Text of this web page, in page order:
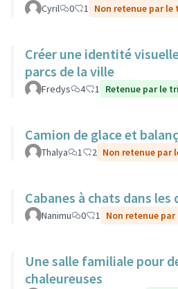
Cyril 0 1 Non retenue par
Créer une identité
parcs de la ville
Fredys 4 1 Retenue par le
Camion de glace et
Thalya 1 2 Non retenue par
Cabanes à chats dans les
Nanimu 0 1 Non retenue
Une salle familiale pour
chaleureuses